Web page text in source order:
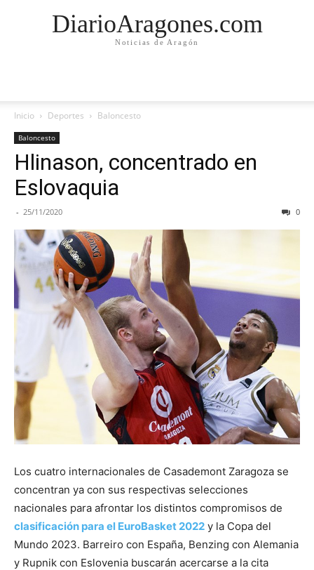
DiarioAragones.com
Noticias de Aragón
Inicio Deportes Baloncesto
Baloncesto
Hlinason, concentrado en
Eslovaquia
- 25/11/2020 0
Los cuatro internacionales de Casademont Zaragoza se
concentran ya con sus respectivas selecciones
nacionales para afrontar los distintos compromisos de
clasificación para el EuroBasket 2022 y la Copa del
Mundo 2023. Barreiro con España, Benzing con Alemania
y Rupnik con Eslovenia buscarán acercarse a la cita